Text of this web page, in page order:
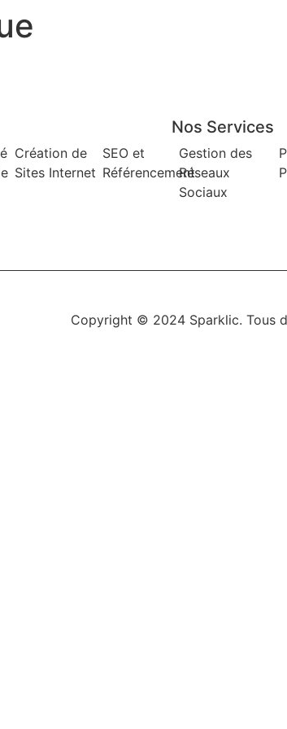
Nos Services
Création de
Sites Internet
SEO et
Référencement
Gestion des
Réseaux
Sociaux
Copyright © 2024 Sparklic. Tous